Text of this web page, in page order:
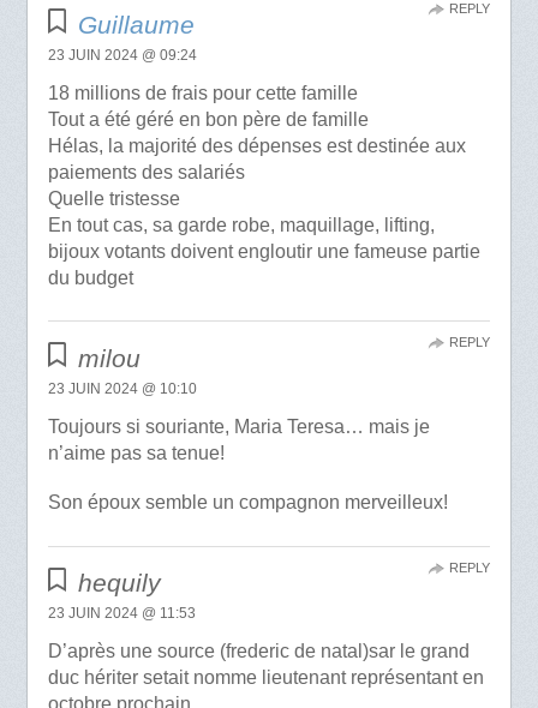
Guillaume
23 JUIN 2024 @ 09:24
18 millions de frais pour cette famille
Tout a été géré en bon père de famille
Hélas, la majorité des dépenses est destinée aux
paiements des salariés
Quelle tristesse
En tout cas, sa garde robe, maquillage, lifting,
bijoux votants doivent engloutir une fameuse partie
du budget
REPLY
milou
23 JUIN 2024 @ 10:10
Toujours si souriante, Maria Teresa… mais je
n’aime pas sa tenue!
Son époux semble un compagnon merveilleux!
REPLY
hequily
23 JUIN 2024 @ 11:53
D’après une source (frederic de natal)sar le grand
duc hériter setait nomme lieutenant représentant en
REPLY